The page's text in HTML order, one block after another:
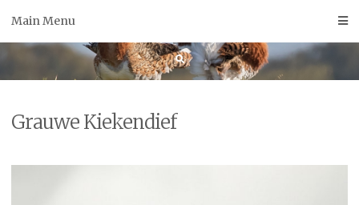
Main Menu
Grauwe Kiekendief